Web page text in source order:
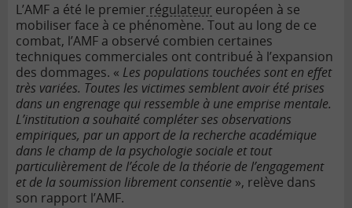
L’AMF a été le premier régulateur européen à se
mobiliser face à ce phénomène. Tout au long de ce
combat, l’AMF a observé combien certaines
techniques commerciales ont contribué à l’expansion
des dommages. « Les populations touchées sont en effet
très variées. Toutes les victimes semblent avoir été prises
dans un engrenage qui ressemble à une emprise mentale.
L’institution a souhaité compléter ses observations
empiriques, par un apport de la recherche académique
dans le champ de la psychologie sociale et tout
particulièrement de l’école de la théorie de l’engagement
et de la soumission librement consentie », relève dans
son rapport l’AMF.